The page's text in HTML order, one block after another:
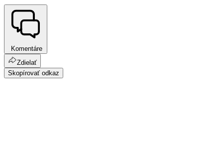
Komentáre
Zdielať
Skopírovať odkaz